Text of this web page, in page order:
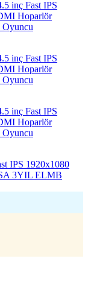
IPS 1920x1080
3YIL ELMB